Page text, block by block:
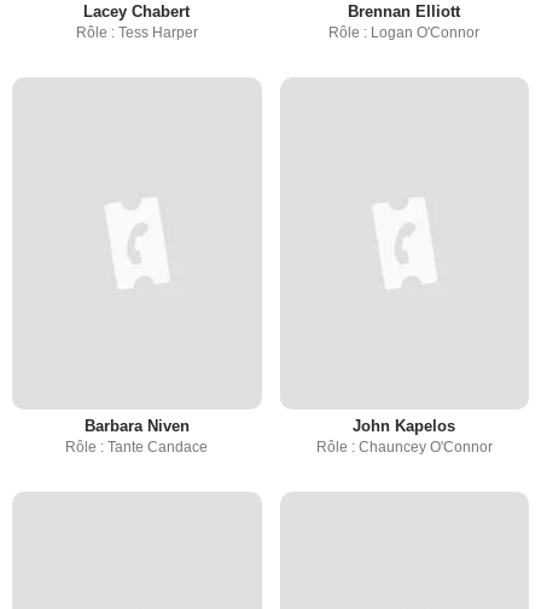
Lacey Chabert
Rôle : Tess Harper
Brennan Elliott
Rôle : Logan O'Connor
Barbara Niven
Rôle : Tante Candace
John Kapelos
Rôle : Chauncey O'Connor